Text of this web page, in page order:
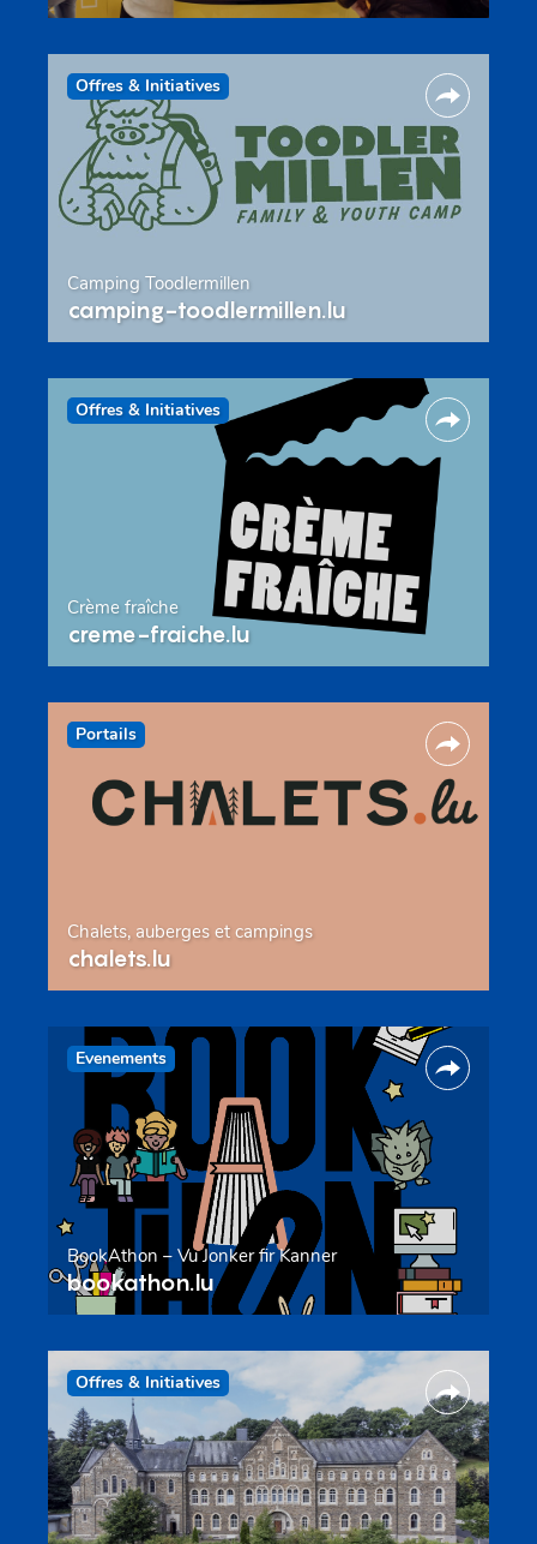
Offres & Initiatives
Camping Toodlermillen
camping-toodlermillen.lu
Offres & Initiatives
Crème fraîche
creme-fraiche.lu
Portails
Chalets, auberges et campings
chalets.lu
Evenements
BookAthon – Vu Jonker fir Kanner
bookathon.lu
Offres & Initiatives